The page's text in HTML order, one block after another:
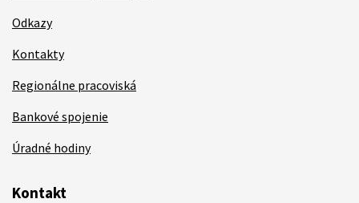
Odkazy
Kontakty
Regionálne pracoviská
Bankové spojenie
Úradné hodiny
Kontakt